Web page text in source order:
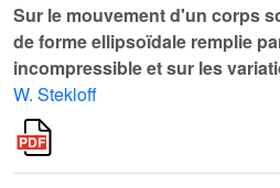
Sur le mouvement d'un corps
de forme ellipsoïdale remplie
incompressible et sur les
W. Stekloff